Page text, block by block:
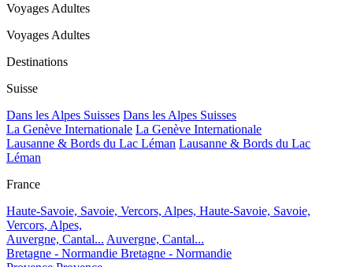
Voyages Adultes
Voyages Adultes
Destinations
Suisse
Dans les Alpes Suisses Dans les Alpes Suisses
La Genève Internationale La Genève Internationale
Lausanne & Bords du Lac Léman Lausanne & Bords du Lac
Léman
France
Haute-Savoie, Savoie, Vercors, Alpes, Haute-Savoie, Savoie,
Vercors, Alpes,
Auvergne, Cantal... Auvergne, Cantal...
Bretagne - Normandie Bretagne - Normandie